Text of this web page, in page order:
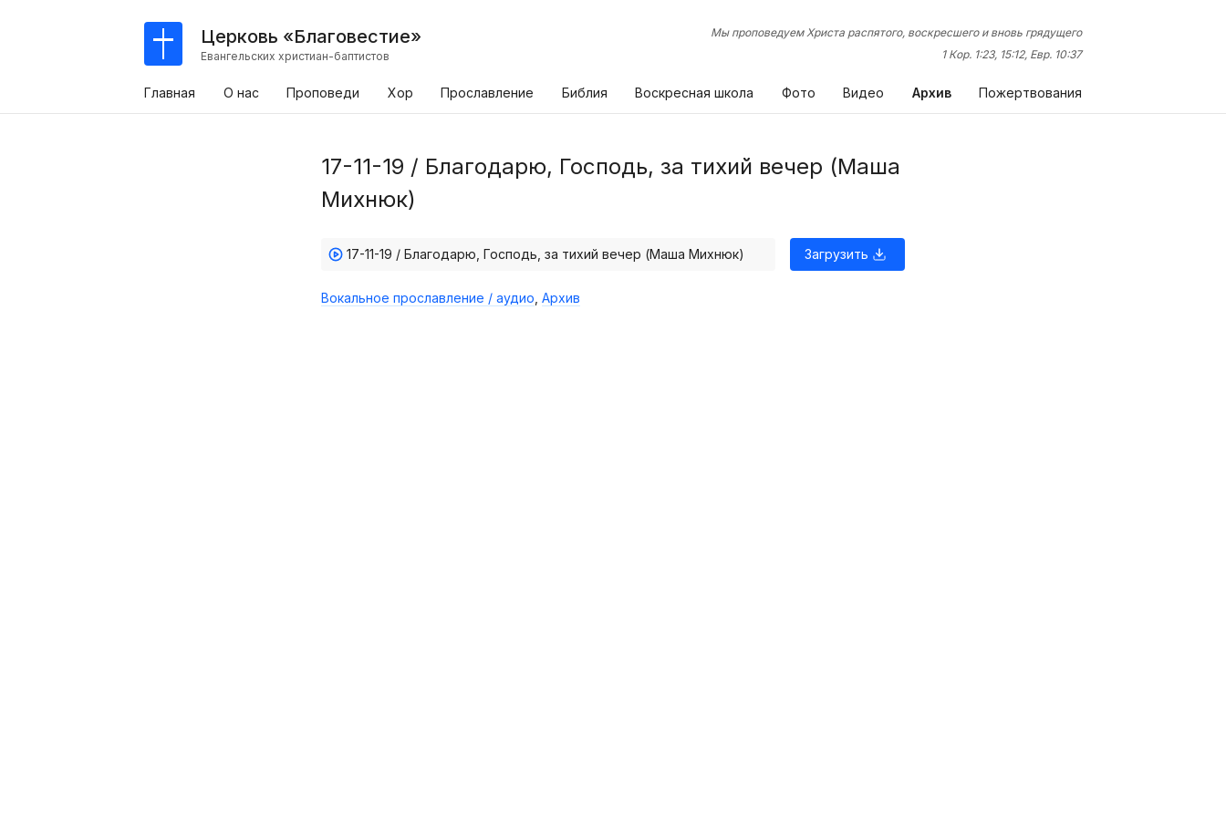
Церковь «Благовестие»
Евангельских христиан-баптистов
Мы проповедуем Христа распятого, воскресшего и вновь грядущего
1 Кор. 1:23, 15:12, Евр. 10:37
Главная О нас Проповеди Хор Прославление Библия Воскресная школа Фото Видео Архив Пожертвования
17-11-19 / Благодарю, Господь, за тихий вечер (Маша
Михнюк)
Загрузить
17-11-19 / Благодарю, Господь, за тихий вечер (Маша Михнюк)
Вокальное прославление / аудио Архив